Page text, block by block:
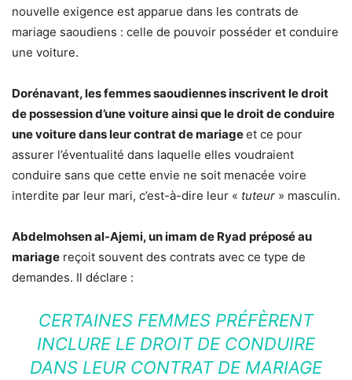
nouvelle exigence est apparue dans les contrats de
mariage saoudiens : celle de pouvoir posséder et conduire
une voiture.
Dorénavant, les femmes saoudiennes inscrivent le droit
de possession d’une voiture ainsi que le droit de conduire
une voiture dans leur contrat de mariageet ce pour
assurer l’éventualité dans laquelle elles voudraient
conduire sans que cette envie ne soit menacée voire
interdite par leur mari, c’est-à-dire leur « tuteur » masculin.
Abdelmohsen al-Ajemi, un imam de Ryad préposé au
mariage reçoit souvent des contrats avec ce type de
demandes. Il déclare :
CERTAINES FEMMES PRÉFÈRENT
INCLURE LE DROIT DE CONDUIRE
DANS LEUR CONTRAT DE MARIAGE